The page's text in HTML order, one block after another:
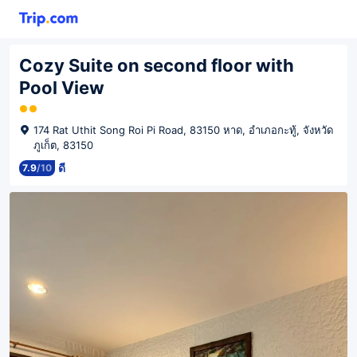
Cozy Suite on second floor with
Pool View
174 Rat Uthit Song Roi Pi Road, 83150 หาด, อำเภอกะทู้, จังหวัด
ภูเก็ต, 83150
7.9/10 ดี